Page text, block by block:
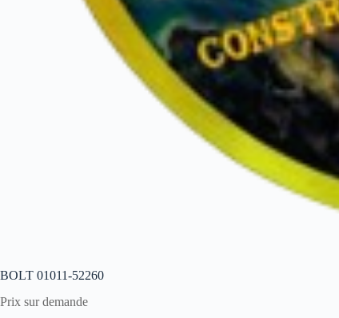
BOLT 01011-52260
Prix sur demande